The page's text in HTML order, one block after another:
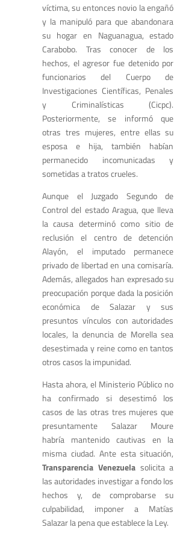
víctima, su entonces novio la engañó
y la manipuló para que abandonara
su hogar en Naguanagua, estado
Carabobo. Tras conocer de los
hechos, el agresor fue detenido por
funcionarios del Cuerpo de
Investigaciones Científicas, Penales
y Criminalísticas (Cicpc).
Posteriormente, se informó que
otras tres mujeres, entre ellas su
esposa e hija, también habían
permanecido incomunicadas y
sometidas a tratos crueles.
Aunque el Juzgado Segundo de
Control del estado Aragua, que lleva
la causa determinó como sitio de
reclusión el centro de detención
Alayón, el imputado permanece
privado de libertad en una comisaría.
Además, allegados han expresado su
preocupación porque dada la posición
económica de Salazar y sus
presuntos vínculos con autoridades
locales, la denuncia de Morella sea
desestimada y reine como en tantos
otros casos la impunidad.
Hasta ahora, el Ministerio Público no
ha confirmado si desestimó los
casos de las otras tres mujeres que
presuntamente Salazar Moure
habría mantenido cautivas en la
misma ciudad. Ante esta situación,
Transparencia Venezuelasolicita a
las autoridades investigar a fondo los
hechos y, de comprobarse su
culpabilidad, imponer a Matías
Salazar la pena que establece la Ley.